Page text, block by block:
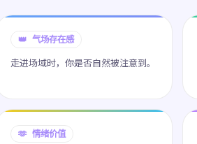
👑 气场存在感
走进场域时，你是否自然被注意到。
🫶 情绪价值